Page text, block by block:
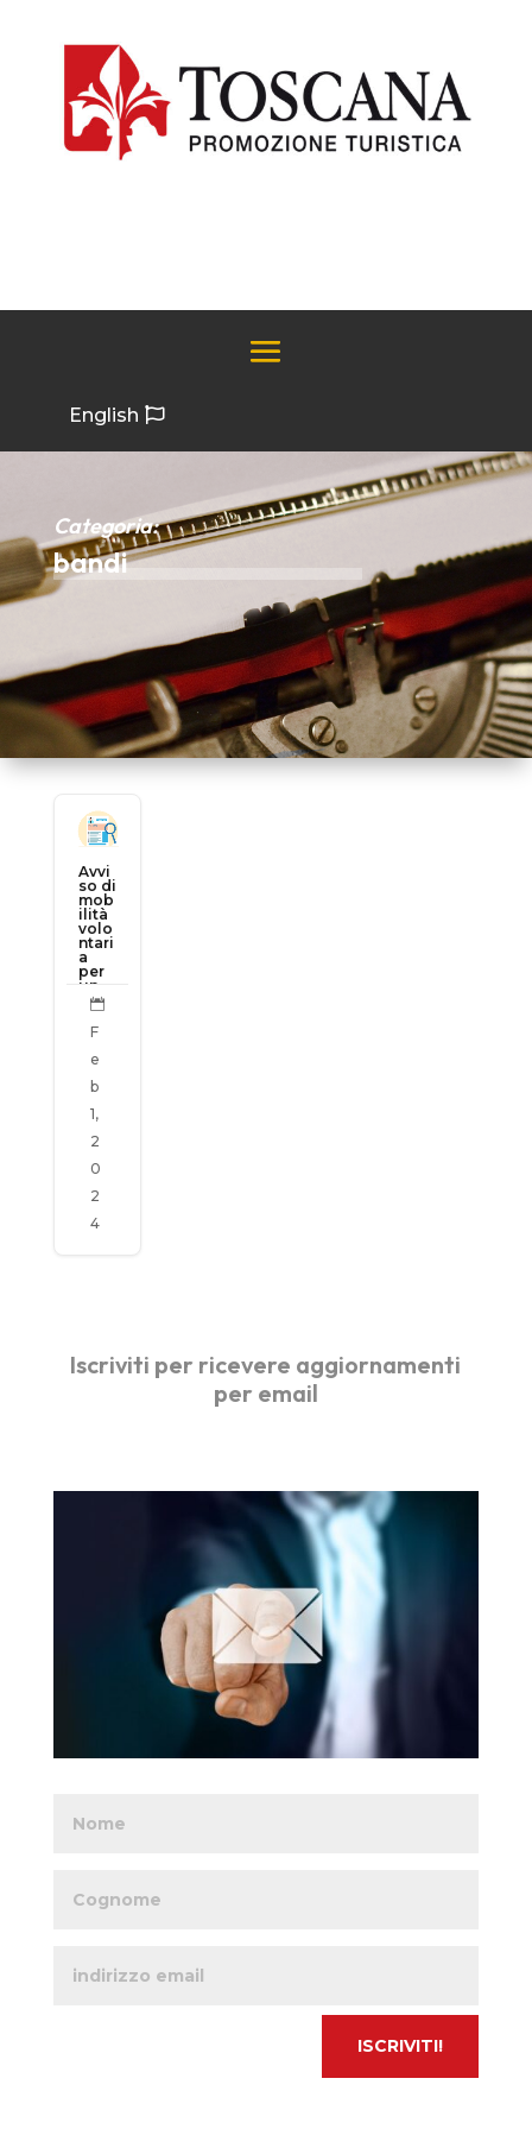
English
Categoria:
bandi
Avvi
so di
mob
ilità
volo
ntari
a
per
un
post
o di
Funz
iona
rio
la
mozi
turis

F
e
b
1,
2
0
2
4
Iscriviti per ricevere aggiornamenti
per email